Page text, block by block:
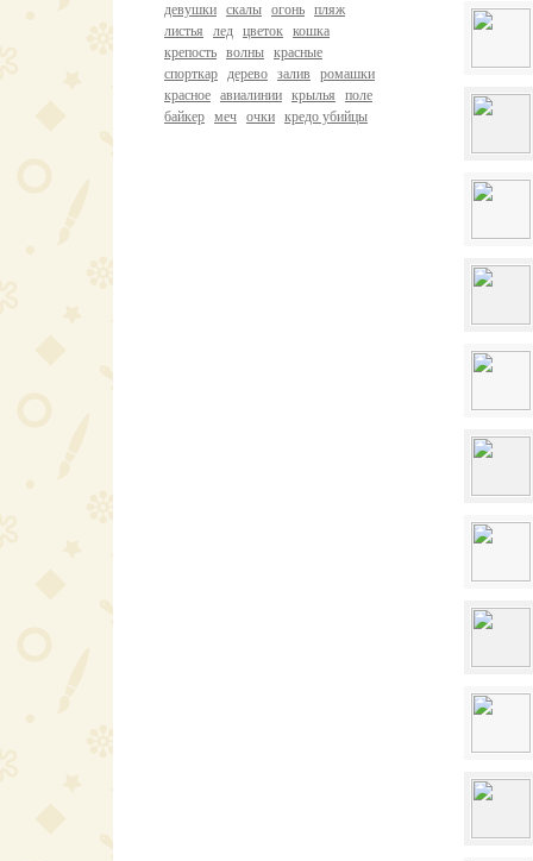
девушки скалы огонь пляж
листья
лед цветок кошка
крепость волны красные
спорткар дерево залив ромашки
красное авиалинии крылья
поле
байкер меч очки кредо убийцы